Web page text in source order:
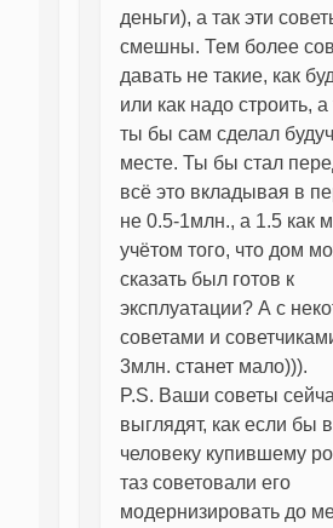
деньги), а так эти
смешны. Тем более
давать не такие, как
или как надо строить, а
ты бы сам сделал
месте. Ты бы стал
всё это вкладывая в
не 0.5-1млн., а 1.5 как
учётом того, что дом
сказать был готов к
эксплуатации? А с
советами и
3млн. станет мало))).
P.S. Ваши советы
выглядят, как если бы
человеку купившему
таз советовали его
модернизировать до